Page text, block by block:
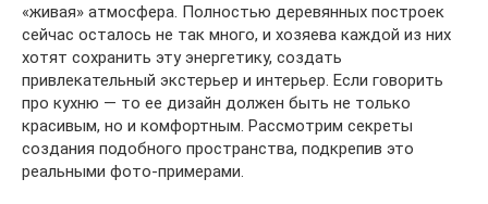
«живая» атмосфера. Полностью деревянных построек
сейчас осталось не так много, и хозяева каждой из них
хотят сохранить эту энергетику, создать
привлекательный экстерьер и интерьер. Если говорить
про кухню — то ее дизайн должен быть не только
красивым, но и комфортным. Рассмотрим секреты
создания подобного пространства, подкрепив это
реальными фото-примерами.